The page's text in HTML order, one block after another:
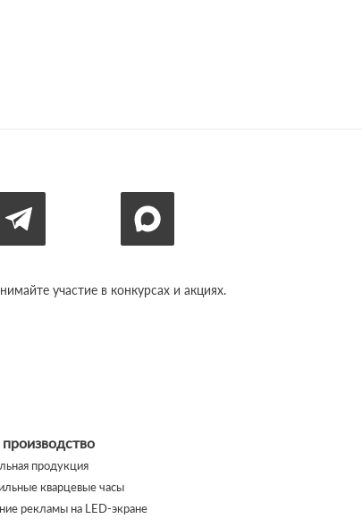
участие в конкурсах и акциях.
продукция
кварцевые часы
рекламы на LED-экране